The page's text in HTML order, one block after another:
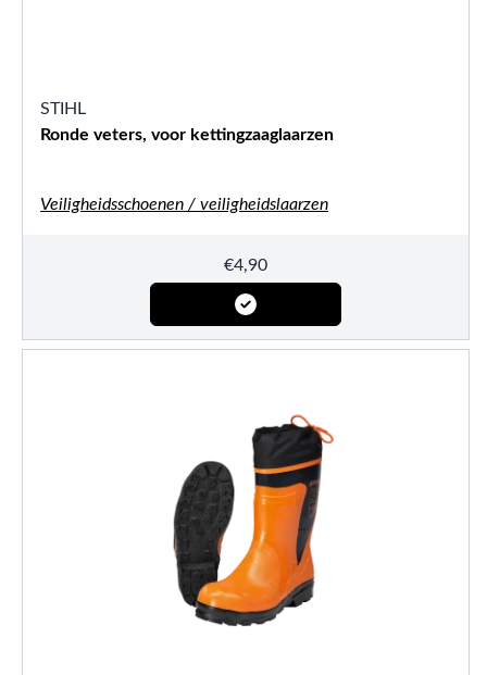
STIHL
Ronde veters, voor kettingzaaglaarzen
Veiligheidsschoenen / veiligheidslaarzen
€4,90